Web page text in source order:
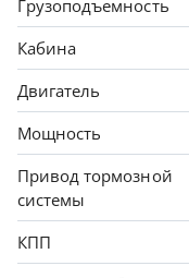
Грузоподъемность
Кабина
Двигатель
Мощность
Привод тормозной
системы
КПП